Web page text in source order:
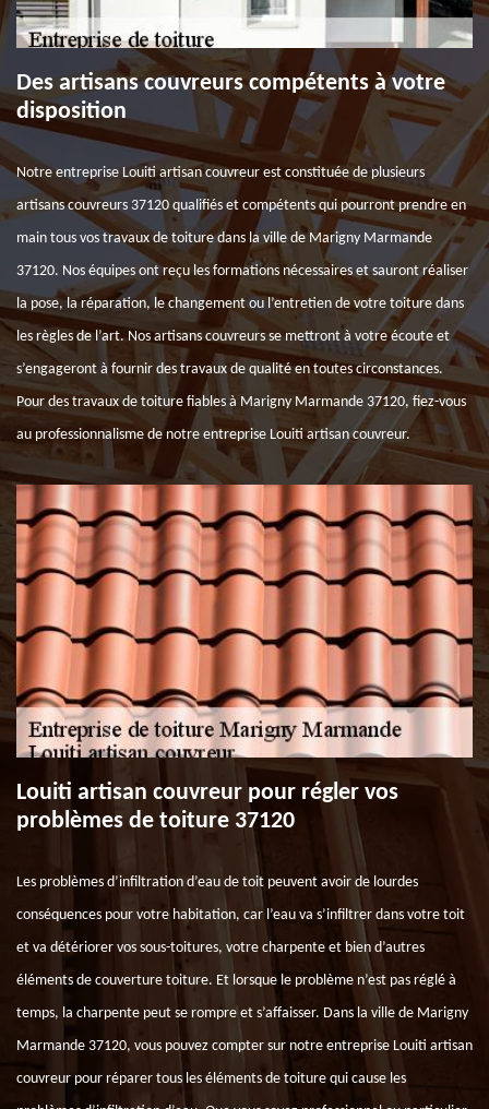
Des artisans couvreurs compétents à votre
disposition
Notre entreprise Louiti artisan couvreur est constituée de plusieurs
artisans couvreurs 37120 qualifiés et compétents qui pourront prendre en
main tous vos travaux de toiture dans la ville de Marigny Marmande
37120. Nos équipes ont reçu les formations nécessaires et sauront réaliser
la pose, la réparation, le changement ou l’entretien de votre toiture dans
les règles de l’art. Nos artisans couvreurs se mettront à votre écoute et
s’engageront à fournir des travaux de qualité en toutes circonstances.
Pour des travaux de toiture fiables à Marigny Marmande 37120, fiez-vous
au professionnalisme de notre entreprise Louiti artisan couvreur.
Louiti artisan couvreur pour régler vos
problèmes de toiture 37120
Les problèmes d’infiltration d’eau de toit peuvent avoir de lourdes
conséquences pour votre habitation, car l’eau va s’infiltrer dans votre toit
et va détériorer vos sous-toitures, votre charpente et bien d’autres
éléments de couverture toiture. Et lorsque le problème n’est pas réglé à
temps, la charpente peut se rompre et s’affaisser. Dans la ville de Marigny
Marmande 37120, vous pouvez compter sur notre entreprise Louiti artisan
couvreur pour réparer tous les éléments de toiture qui cause les